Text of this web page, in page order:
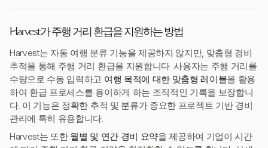
Harvest가 주행 거리 환급을 지원하는 방법
Harvest는 자동 여행 분류 기능을 제공하지 않지만, 맞춤형 경비
추적을 통해 주행 거리 환급을 지원합니다. 사용자는 주행 거리를
수량으로 수동 입력하고 여행 목적에 대한 맞춤형 레이블을 활용
하여 환급 프로세스를 용이하게 하는 조직적인 기록을 보장합니
다. 이 기능은 정확한 추적 및 분류가 중요한 프로젝트 기반 경비
관리에 특히 유용합니다.
Harvest는 또한 월별 및 연간 경비 요약을 제공하여 기업이 시간